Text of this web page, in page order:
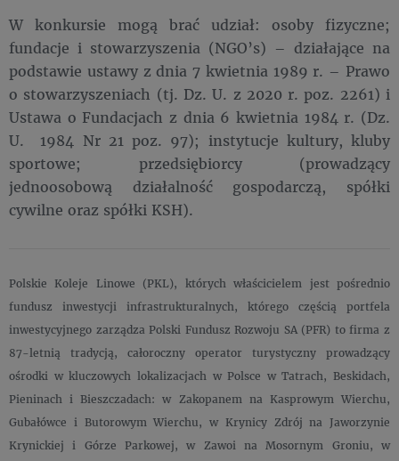
W konkursie mogą brać udział: osoby fizyczne;
fundacje i stowarzyszenia (NGO’s) – działające na
podstawie ustawy z dnia 7 kwietnia 1989 r. – Prawo
o stowarzyszeniach (tj. Dz. U. z 2020 r. poz. 2261) i
Ustawa o Fundacjach z dnia 6 kwietnia 1984 r. (Dz.
U. 1984 Nr 21 poz. 97); instytucje kultury, kluby
sportowe; przedsiębiorcy (prowadzący
jednoosobową działalność gospodarczą, spółki
cywilne oraz spółki KSH).
Polskie Koleje Linowe (PKL), których właścicielem jest pośrednio
fundusz inwestycji infrastrukturalnych, którego częścią portfela
inwestycyjnego zarządza Polski Fundusz Rozwoju SA (PFR) to firma z
87-letnią tradycją, całoroczny operator turystyczny prowadzący
ośrodki w kluczowych lokalizacjach w Polsce w Tatrach, Beskidach,
Pieninach i Bieszczadach: w Zakopanem na Kasprowym Wierchu,
Gubałówce i Butorowym Wierchu, w Krynicy Zdrój na Jaworzynie
Krynickiej i Górze Parkowej, w Zawoi na Mosornym Groniu, w